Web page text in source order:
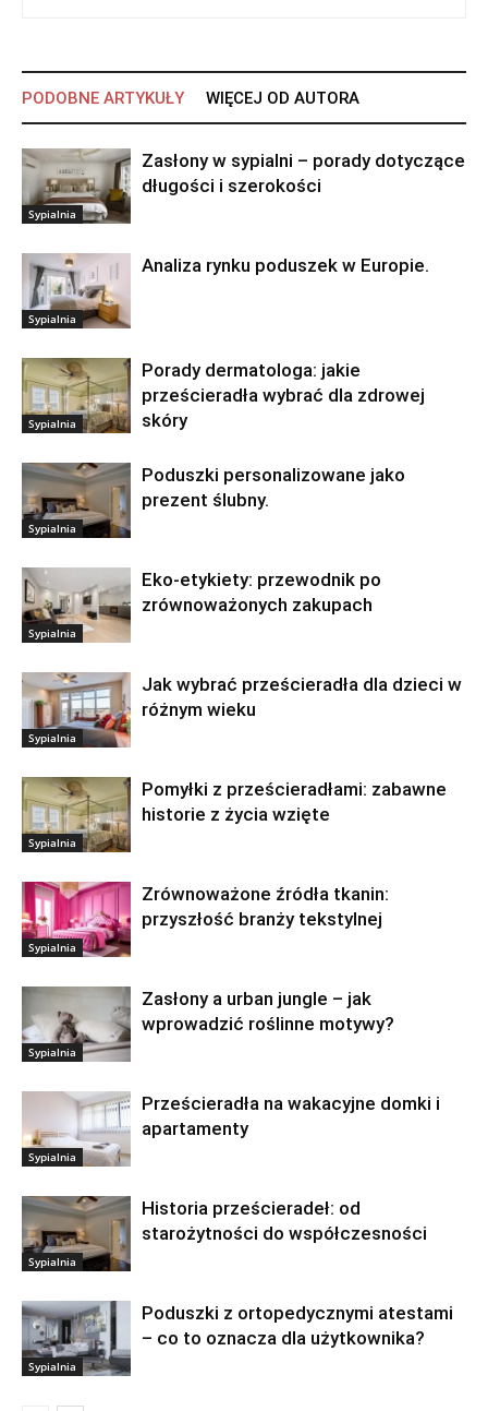
PODOBNE ARTYKUŁY WIĘCEJ OD AUTORA
Sypialnia
Zasłony w sypialni – porady dotyczące
długości i szerokości
Sypialnia
Analiza rynku poduszek w Europie.
Sypialnia
Porady dermatologa: jakie
prześcieradła wybrać dla zdrowej
skóry
Sypialnia
Poduszki personalizowane jako
prezent ślubny.
Sypialnia
Eko-etykiety: przewodnik po
zrównoważonych zakupach
Sypialnia
Jak wybrać prześcieradła dla dzieci w
różnym wieku
Sypialnia
Pomyłki z prześcieradłami: zabawne
historie z życia wzięte
Sypialnia
Zrównoważone źródła tkanin:
przyszłość branży tekstylnej
Sypialnia
Zasłony a urban jungle – jak
wprowadzić roślinne motywy?
Sypialnia
Prześcieradła na wakacyjne domki i
apartamenty
Sypialnia
Historia prześcieradeł: od
starożytności do współczesności
Sypialnia
Poduszki z ortopedycznymi atestami
– co to oznacza dla użytkownika?